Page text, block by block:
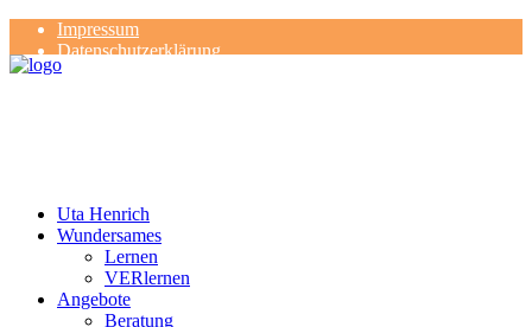
Impressum
Datenschutzerklärung
Kontakt
Uta Henrich
Wundersames
Lernen
VERlernen
Angebote
Beratung